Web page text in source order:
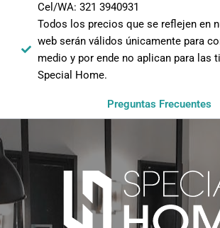
Cel/WA: 321 3940931
Todos los precios que se reflejen en
web serán válidos únicamente para
medio y por ende no aplican para las
Special Home.
Preguntas Frecuentes